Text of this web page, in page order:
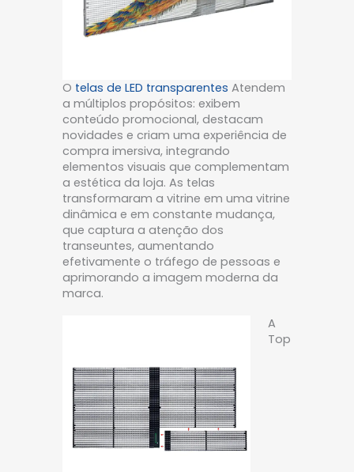
O telas de LED transparentes Atendem
a múltiplos propósitos: exibem
conteúdo promocional, destacam
novidades e criam uma experiência de
compra imersiva, integrando
elementos visuais que complementam
a estética da loja. As telas
transformaram a vitrine em uma vitrine
dinâmica e em constante mudança,
que captura a atenção dos
transeuntes, aumentando
efetivamente o tráfego de pessoas e
aprimorando a imagem moderna da
marca.
A
Top